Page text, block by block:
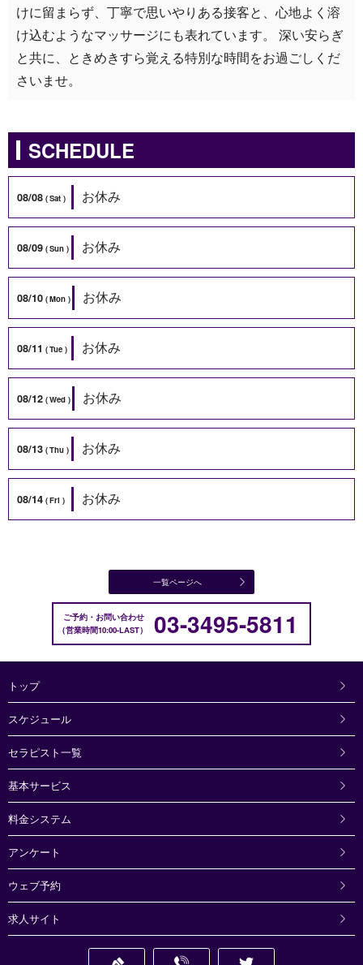
けに留まらず、丁寧で思いやりある接客と、心地よく溶
け込むようなマッサージにも表れています。 深い安らぎ
と共に、ときめきすら覚える特別な時間をお過ごしくだ
さいませ。
SCHEDULE
08/08 Sat お休み
08/09 Sun お休み
08/10 Mon お休み
08/11 Tue お休み
08/12 Wed お休み
08/13 Thu お休み
08/14 Fri お休み
一覧ページへ
ご予約・お問い合わせ 03-3495-5811
営業時間10:00-LAST
トップ
スケジュール
セラピスト一覧
基本サービス
料金システム
アンケート
ウェブ予約
求人サイト